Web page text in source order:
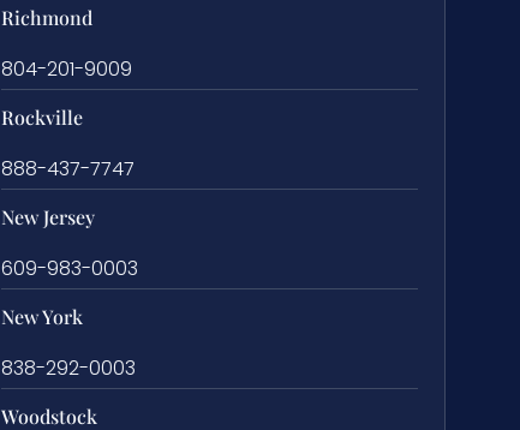
Richmond
804-201-9009
Rockville
888-437-7747
New Jersey
609-983-0003
New York
838-292-0003
Woodstock